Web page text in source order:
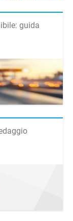
guida